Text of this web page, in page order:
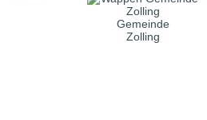
Gemeinde
Zolling